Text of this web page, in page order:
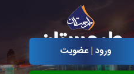
ورود | عضویت